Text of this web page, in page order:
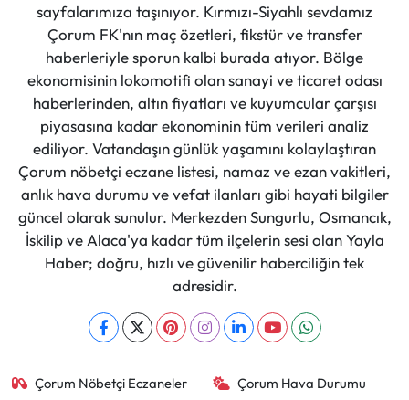
sayfalarımıza taşınıyor. Kırmızı-Siyahlı sevdamız
Çorum FK'nın maç özetleri, fikstür ve transfer
haberleriyle sporun kalbi burada atıyor. Bölge
ekonomisinin lokomotifi olan sanayi ve ticaret odası
haberlerinden, altın fiyatları ve kuyumcular çarşısı
piyasasına kadar ekonominin tüm verileri analiz
ediliyor. Vatandaşın günlük yaşamını kolaylaştıran
Çorum nöbetçi eczane listesi, namaz ve ezan vakitleri,
anlık hava durumu ve vefat ilanları gibi hayati bilgiler
güncel olarak sunulur. Merkezden Sungurlu, Osmancık,
İskilip ve Alaca'ya kadar tüm ilçelerin sesi olan Yayla
Haber; doğru, hızlı ve güvenilir haberciliğin tek
adresidir.
Çorum Nöbetçi Eczaneler Çorum Hava Durumu